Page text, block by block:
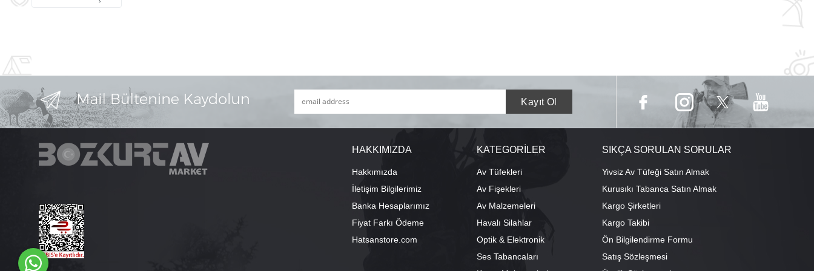
HAKKIMIZDA
Hakkımızda
İletişim Bilgilerimiz
Banka Hesaplarımız
Fiyat Farkı Ödeme
Hatsanstore.com
KATEGORİLER
Av Tüfekleri
Av Fişekleri
Av Malzemeleri
Havalı Silahlar
Optik & Elektronik
Ses Tabancaları
SIKÇA SORULAN SORULAR
Yivsiz Av Tüfeği Satın Almak
Kurusıkı Tabanca Satın Almak
Kargo Şirketleri
Kargo Takibi
Ön Bilgilendirme Formu
Satış Sözleşmesi